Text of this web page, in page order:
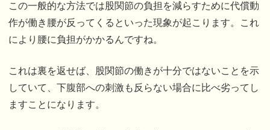
この一般的な方法では股関節の負担を減らすために代償動
作が働き腰が反ってくるといった現象が起こります。これ
により腰に負担がかかるんですね。
これは裏を返せば、股関節の働きが十分ではないことを示
していて、下腹部への刺激も反らない場合に比べ劣ってし
ますことになります。